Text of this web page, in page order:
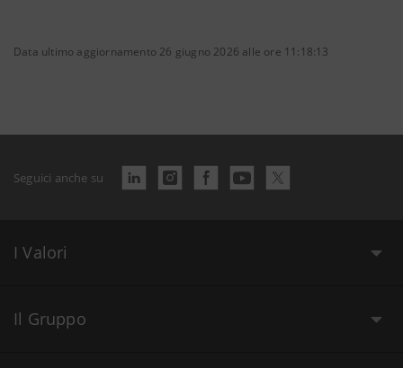
Data ultimo aggiornamento 26 giugno 2026 alle ore 11:18:13
Seguici anche su
I Valori
Il Gruppo